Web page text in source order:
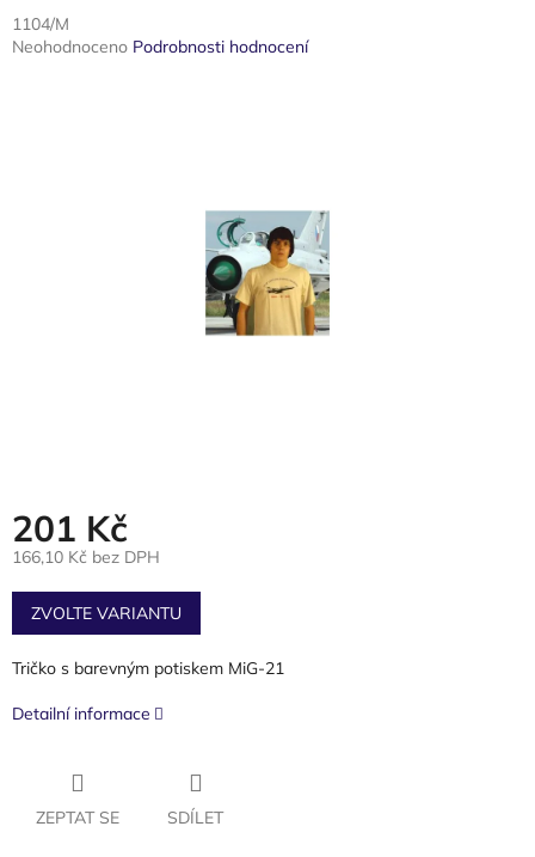
1104/M
Průměrné
Neohodnoceno Podrobnosti hodnocení
201 Kč
166,10 Kč bez DPH
Měrná
cena:
ZVOLTE VARIANTU
Tričko s barevným potiskem MiG-21
Detailní informace
ZEPTAT SE SDÍLET